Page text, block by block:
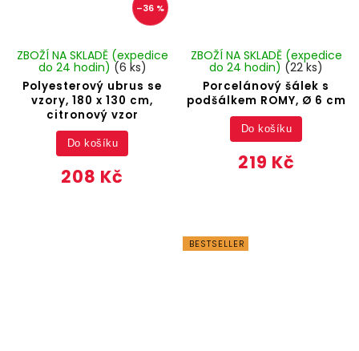
–36 %
Polyesterový ubrus se
vzory, 180 x 130 cm,
citronový vzor
ZBOŽÍ NA SKLADĚ (expedice
do 24 hodin) (6 ks)
208 Kč
Do košíku
Porcelánový šálek s
podšálkem ROMY, Ø 6 cm
ZBOŽÍ NA SKLADĚ (expedice
do 24 hodin) (22 ks)
219 Kč
Do košíku
BESTSELLER